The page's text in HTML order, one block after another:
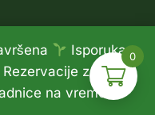
Isporuka
Rezervacije za jesen
na vreme.
Politika privatnosti•
0